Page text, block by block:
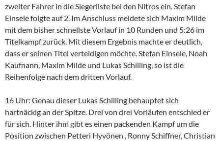
zweiter Fahrer in die Siegerliste bei den Nitros ein. Stefan
Einsele folgte auf 2. Im Anschluss meldete sich Maxim Milde
mit dem bisher schnellste Vorlauf in 10 Runden und 5:26 im
Titelkampf zurück. Mit diesem Ergebnis machte er deutlich,
dass er seinen Titel verteidigen möchte. Stefan Einsele, Noah
Kaufnann, Maxim Milde und Lukas Schilling, so ist die
Reihenfolge nach dem dritten Vorlauf.
16 Uhr: Genau dieser Lukas Schilling behauptet sich
hartnäckig an der Spitze. Drei von drei Vorläufen entschied er
für sich. Hinter ihm gibt es einen packenden Kampf um die
Position zwischen Petteri Hyvönen , Ronny Schiffner, Christian